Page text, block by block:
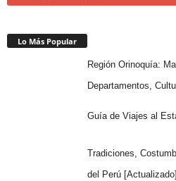
Lo Más Popular
Región Orinoquía:
Departamentos,
Guía de Viajes al
Tradiciones,
del Perú [Actualizado]